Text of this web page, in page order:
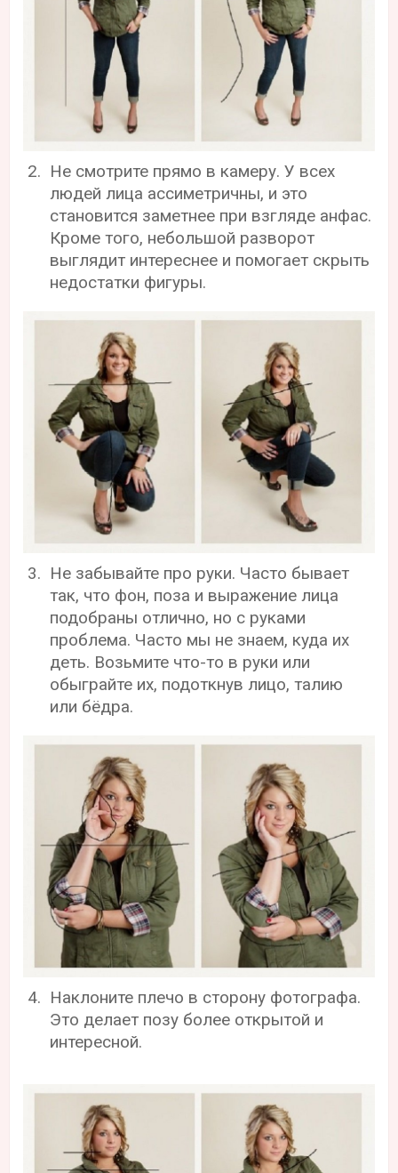
Не смотрите прямо в камеру. У всех
людей лица ассиметричны, и это
становится заметнее при взгляде анфас.
Кроме того, небольшой разворот
выглядит интереснее и помогает скрыть
недостатки фигуры.
Не забывайте про руки. Часто бывает
так, что фон, поза и выражение лица
подобраны отлично, но с руками
проблема. Часто мы не знаем, куда их
деть. Возьмите что-то в руки или
обыграйте их, подоткнув лицо, талию
или бёдра.
Наклоните плечо в сторону фотографа.
Это делает позу более открытой и
интересной.